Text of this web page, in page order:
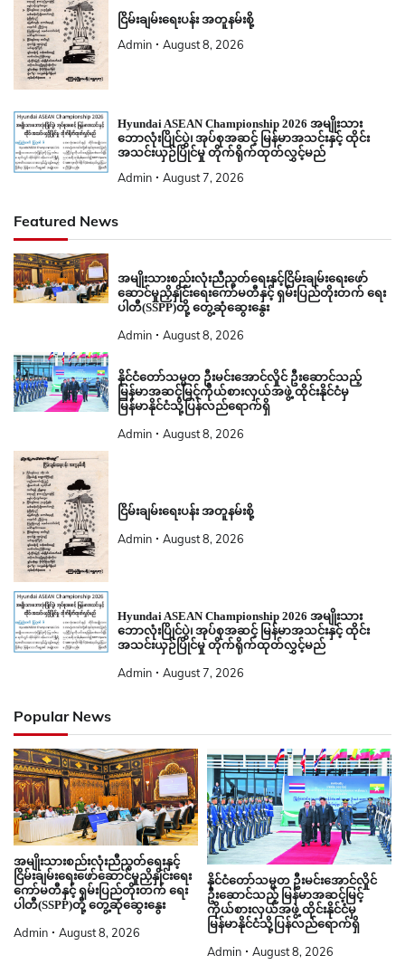
ငြိမ်းချမ်းရေးပန်း အတူနမ်းစို့
Admin August 8, 2026
Hyundai ASEAN Championship 2026 အမျိုးသား
ဘောလုံးပြိုင်ပွဲ၊ အုပ်စုအဆင့် မြန်မာအသင်းနှင့် ထိုင်း
အသင်းယှဉ်ပြိုင်မှု တိုက်ရိုက်ထုတ်လွှင့်မည်
Admin August 7, 2026
Featured News
အမျိုးသားစည်းလုံးညီညွတ်ရေးနှင့်ငြိမ်းချမ်းရေးဖော်
ဆောင်မှုညှိနှိုင်းရေးကော်မတီနှင့် ရှမ်းပြည်တိုးတက် ရေး
ပါတီ(SSPP)တို့ တွေ့ဆုံဆွေးနွေး
Admin August 8, 2026
နိုင်ငံတော်သမ္မတ ဦးမင်းအောင်လှိုင် ဦးဆောင်သည့်
မြန်မာအဆင့်မြင့်ကိုယ်စားလှယ်အဖွဲ့ ထိုင်းနိုင်ငံမှ
မြန်မာနိုင်ငံသို့ပြန်လည်ရောက်ရှိ
Admin August 8, 2026
ငြိမ်းချမ်းရေးပန်း အတူနမ်းစို့
Admin August 8, 2026
Hyundai ASEAN Championship 2026 အမျိုးသား
ဘောလုံးပြိုင်ပွဲ၊ အုပ်စုအဆင့် မြန်မာအသင်းနှင့် ထိုင်း
အသင်းယှဉ်ပြိုင်မှု တိုက်ရိုက်ထုတ်လွှင့်မည်
Admin August 7, 2026
Popular News
အမျိုးသားစည်းလုံးညီညွတ်ရေးနှင့်
ငြိမ်းချမ်းရေးဖော်ဆောင်မှုညှိနှိုင်းရေး
ကော်မတီနှင့် ရှမ်းပြည်တိုးတက် ရေး
ပါတီ(SSPP)တို့ တွေ့ဆုံဆွေးနွေး
Admin August 8, 2026
နိုင်ငံတော်သမ္မတ ဦးမင်းအောင်လှိုင်
ဦးဆောင်သည့် မြန်မာအဆင့်မြင့်
ကိုယ်စားလှယ်အဖွဲ့ ထိုင်းနိုင်ငံမှ
မြန်မာနိုင်ငံသို့ပြန်လည်ရောက်ရှိ
Admin August 8, 2026